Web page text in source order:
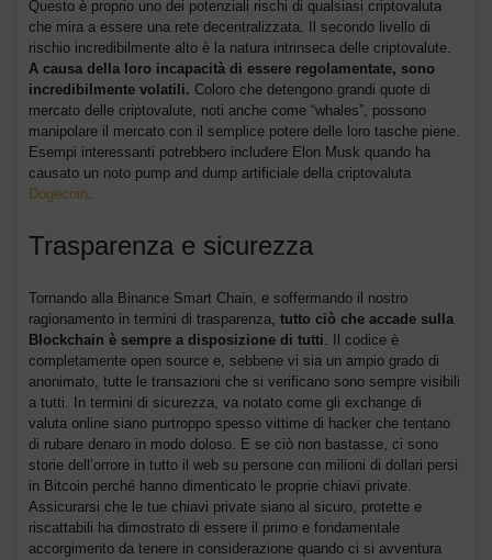
Questo è proprio uno dei potenziali rischi di qualsiasi criptovaluta
che mira a essere una rete decentralizzata. Il secondo livello di
rischio incredibilmente alto è la natura intrinseca delle criptovalute.
A causa della loro incapacità di essere regolamentate, sono
incredibilmente volatili. Coloro che detengono grandi quote di
mercato delle criptovalute, noti anche come “whales”, possono
manipolare il mercato con il semplice potere delle loro tasche piene.
Esempi interessanti potrebbero includere Elon Musk quando ha
causato un noto pump and dump artificiale della criptovaluta
Dogecoin.
Trasparenza e sicurezza
Tornando alla Binance Smart Chain, e soffermando il nostro
ragionamento in termini di trasparenza, tutto ciò che accade sulla
Blockchain è sempre a disposizione di tutti. Il codice è
completamente open source e, sebbene vi sia un ampio grado di
anonimato, tutte le transazioni che si verificano sono sempre visibili
a tutti. In termini di sicurezza, va notato come gli exchange di
valuta online siano purtroppo spesso vittime di hacker che tentano
di rubare denaro in modo doloso. E se ciò non bastasse, ci sono
storie dell’orrore in tutto il web su persone con milioni di dollari persi
in Bitcoin perché hanno dimenticato le proprie chiavi private.
Assicurarsi che le tue chiavi private siano al sicuro, protette e
riscattabili ha dimostrato di essere il primo e fondamentale
accorgimento da tenere in considerazione quando ci si avventura